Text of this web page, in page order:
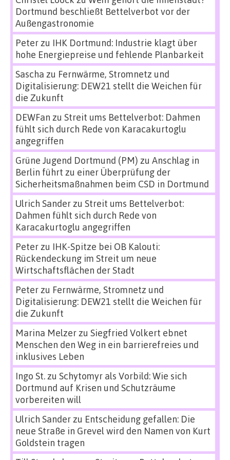
Dortmund beschließt Bettelverbot vor der
Außengastronomie
Peterzu IHK Dortmund: Industrie klagt über
hohe Energiepreise und fehlende Planbarkeit
Sascha zu Fernwärme, Stromnetz und
Digitalisierung: DEW21 stellt die Weichen für
die Zukunft
DEWFan zu Streit ums Bettelverbot: Dahmen
fühlt sich durch Rede von Karacakurtoglu
angegriffen
Grüne Jugend Dortmund (PM) zu Anschlag in
Berlin führt zu einer Überprüfung der
Sicherheitsmaßnahmen beim CSD in Dortmund
Ulrich Sanderzu Streit ums Bettelverbot:
Dahmen fühlt sich durch Rede von
Karacakurtoglu angegriffen
Peterzu IHK-Spitze bei OB Kalouti:
Rückendeckung im Streit um neue
Wirtschaftsflächen der Stadt
Peterzu Fernwärme, Stromnetz und
Digitalisierung: DEW21 stellt die Weichen für
die Zukunft
Marina Melzerzu Siegfried Volkert ebnet
Menschen den Weg in ein barrierefreies und
inklusives Leben
Ingo St.zu Schytomyr als Vorbild: Wie sich
Dortmund auf Krisen und Schutzräume
vorbereiten will
Ulrich Sanderzu Entscheidung gefallen: Die
neue Straße in Grevel wird den Namen von Kurt
Goldstein tragen